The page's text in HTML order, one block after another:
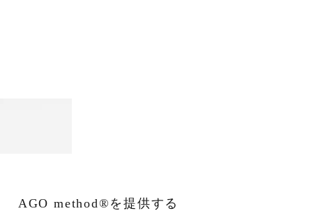
AGO method®を提供する